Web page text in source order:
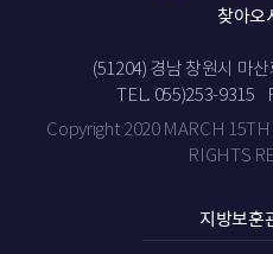
찾아오
(51204) 경남 창원시 마
TEL. 055)253-9315
Copyright 2020 MARCH
RIGHTS
지방보훈